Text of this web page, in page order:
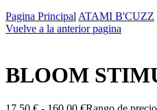
Pagina Principal ATAMI B'CUZZ
Vuelve a la anterior pagina
BLOOM